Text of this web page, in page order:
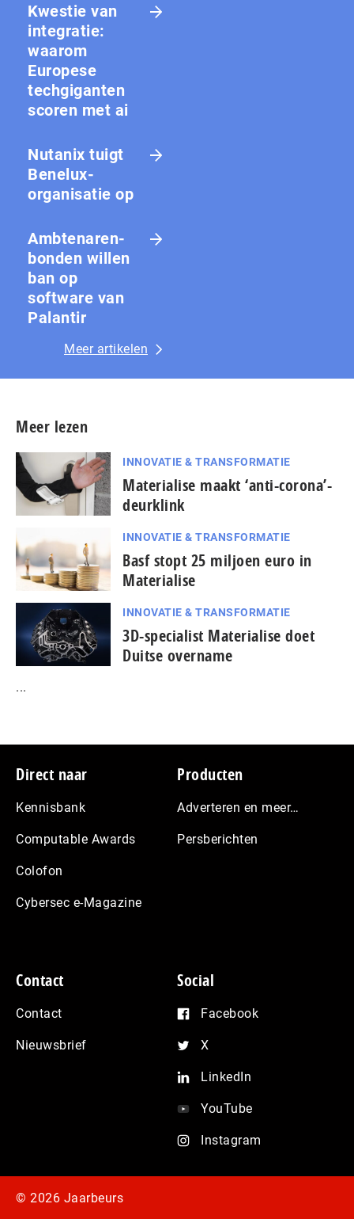
Kwestie van
integratie:
waarom
Europese
techgiganten
scoren met ai
Nutanix tuigt
Benelux-
organisatie op
Amb­te­na­ren­
bon­den willen
ban op
software van
Palantir
Meer artikelen
Meer lezen
INNOVATIE & TRANSFORMATIE
Materialise maakt ‘anti-corona’-
deurklink
INNOVATIE & TRANSFORMATIE
Basf stopt 25 miljoen euro in
Materialise
INNOVATIE & TRANSFORMATIE
3D-specialist Materialise doet
Duitse overname
...
Footer
Direct naar
Kennisbank
Computable Awards
Colofon
Cybersec e-Magazine
Producten
Adverteren en meer…
Persberichten
Contact
Contact
Nieuwsbrief
Social
Facebook
X
LinkedIn
YouTube
Instagram
© 2026 Jaarbeurs